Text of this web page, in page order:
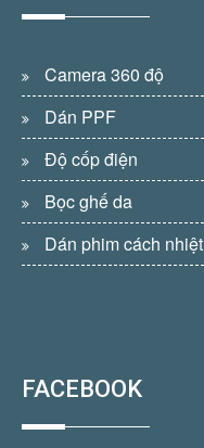
Camera 360 độ
Dán PPF
Độ cốp điện
Bọc ghế da
Dán phim cách nhiệt
FACEBOOK